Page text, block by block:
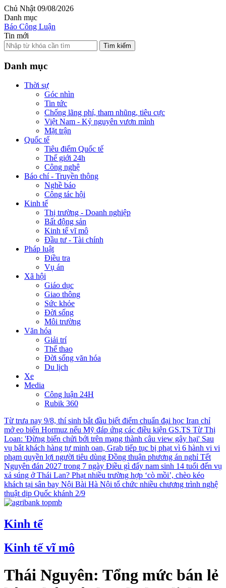
Chủ Nhật 09/08/2026
Danh mục
Báo Công Luận
Tin mới
Tìm kiếm
Danh mục
Thời sự
Góc nhìn
Tin tức
Chống lãng phí, tham nhũng, tiêu cực
Việt Nam - Kỷ nguyên vươn mình
Mặt trận
Quốc tế
Tiêu điểm Quốc tế
Thế giới 24h
Công nghệ
Báo chí - Truyền thông
Nghề báo
Công tác hội
Kinh tế
Thị trường - Doanh nghiệp
Bất động sản
Kinh tế vĩ mô
Đầu tư - Tài chính
Pháp luật
Điều tra
Vụ án
Xã hội
Giáo dục
Giao thông
Sức khỏe
Đời sống
Môi trường
Văn hóa
Giải trí
Thể thao
Đời sống văn hóa
Du lịch
Xe
Media
Công luận 24H
Rubik 360
Từ trưa nay 9/8, thí sinh bắt đầu biết điểm chuẩn đại học Iran chỉ
mở eo biển Hormuz nếu Mỹ đáp ứng các điều kiện GS.TS Từ Thị
Loan: 'Đừng biến chửi bới trên mạng thành câu view gây hại' Sau
vụ bắt khách hàng tự minh oan, Grab tiếp tục bị phạt vì 6 hành vi vi
phạm quyền lợi người tiêu dùng Đồng thuận phương án nghỉ Tết
Nguyên đán 2027 trong 7 ngày Điều gì đẩy nam sinh 14 tuổi đến vụ
xả súng ở Thái Lan? Phạt nhiều trường hợp ‘cò mồi’, chèo kéo
khách tại sân bay Nội Bài Hà Nội tổ chức nhiều chương trình nghệ
thuật dịp Quốc khánh 2/9
Kinh tế
Kinh tế vĩ mô
Thái Nguyên: Tổng mức bán lẻ